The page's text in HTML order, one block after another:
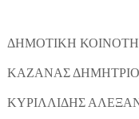
ΔΗΜΟΤΙΚΗ
ΚΑΖΑΝΑΣ
ΚΥΡΙΛΛΙΔΗΣ